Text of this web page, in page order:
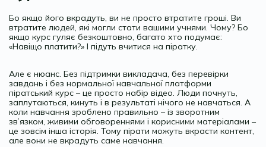
Бо якщо його вкрадуть, ви не просто втратите гроші. Ви
втратите людей, які могли стати вашими учнями. Чому? Бо
якщо курс гуляє безкоштовно, багато хто подумає:
«Навіщо платити?» І підуть вчитися на піратку.
Але є нюанс. Без підтримки викладача, без перевірки
завдань і без нормальної навчальної платформи
піратський курс – це просто набір відео. Люди почнуть,
заплутаються, кинуть і в результаті нічого не навчаться. А
коли навчання зроблено правильно – із зворотним
зв’язком, живими обговореннями і корисними матеріалами –
це зовсім інша історія. Тому пірати можуть вкрасти контент,
але вони не вкрадуть саме навчання.